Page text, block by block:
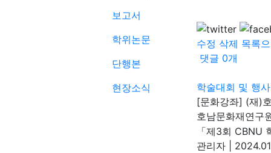
보고서
학위논문
단행본
현장소식
수정 삭제 목록
댓글 0개
학술대회 및 행사
[문화강좌] (재)
호남문화재연구
「제3회 CBNU
관리자